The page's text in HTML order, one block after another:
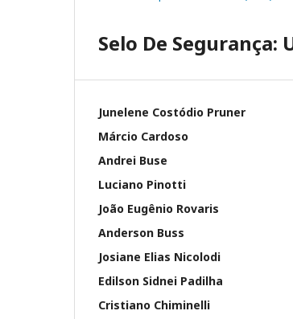
Selo De Segurança:
Junelene Costódio Pruner
Márcio Cardoso
Andrei Buse
Luciano Pinotti
João Eugênio Rovaris
Anderson Buss
Josiane Elias Nicolodi
Edilson Sidnei Padilha
Cristiano Chiminelli